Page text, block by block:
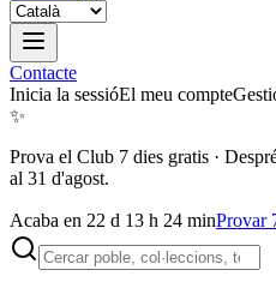
Contacte
Inicia la sessióEl meu compte
✨
Prova el Club 7 dies gratis ·
al 31 d'agost.
Acaba en 22 d 13 h 24 minProvar